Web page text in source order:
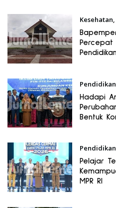
Kesehatan,
Percepat
Pendidikan
Hadapi
Bentuk
Pendidikan
Pelajar
MPR RI